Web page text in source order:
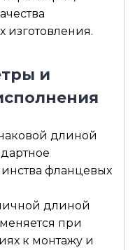
изготовления.
и
длиной
фланцевых
длиной
при
к монтажу и